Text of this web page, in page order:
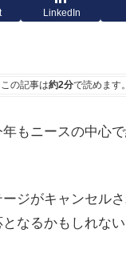
LinkedIn
この記事は約2分で読めます。
もニースの中心
ジがキャンセル
なるかもしれない